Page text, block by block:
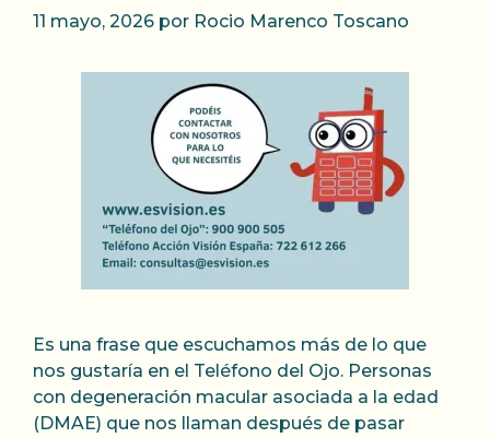
11 mayo, 2026 por Rocio Marenco Toscano
Es una frase que escuchamos más de lo que
nos gustaría en el Teléfono del Ojo. Personas
con degeneración macular asociada a la edad
(DMAE) que nos llaman después de pasar